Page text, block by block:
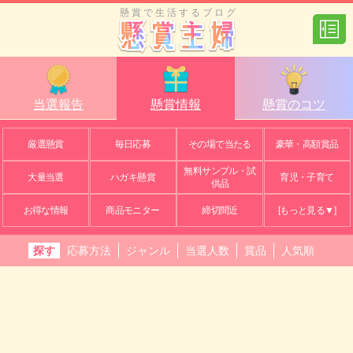
懸賞で生活するブログ
当選報告 懸賞情報 懸賞のコツ
厳選懸賞 毎日応募 その場で当たる 豪華・高額賞品
大量当選 ハガキ懸賞
無料サンプル・試
供品
育児・子育て
お得な情報 商品モニター 締切間近 [もっと見る▼]
探す 応募方法 ジャンル 当選人数 賞品 人気順